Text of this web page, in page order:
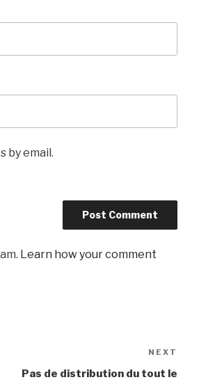
by email.
Learn how your comment
NEXT
Pas de distribution du tout le